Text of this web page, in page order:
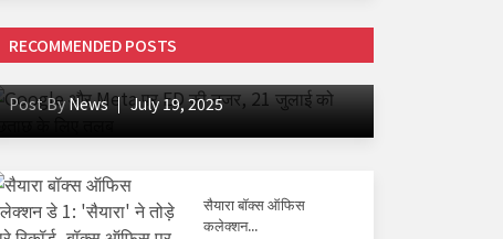
RECOMMENDED POSTS
Google और Meta पर ED की नजर, 21 जुलाई को
Post ByNews July 19, 2025
सैयारा बॉक्स ऑफिस
कलेक्शन...